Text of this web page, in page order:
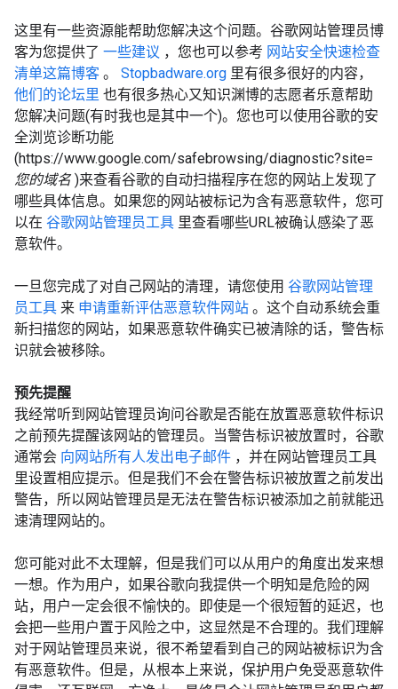
这里有一些资源能帮助您解决这个问题。谷歌网站管理员博
客为您提供了 一些建议 ，您也可以参考 网站安全快速检查
清单这篇博客 。 Stopbadware.org 里有很多很好的内容，
他们的论坛里 也有很多热心又知识渊博的志愿者乐意帮助
您解决问题(有时我也是其中一个)。您也可以使用谷歌的安
全浏览诊断功能
(https://www.google.com/safebrowsing/diagnostic?site=
您的域名)来查看谷歌的自动扫描程序在您的网站上发现了
哪些具体信息。如果您的网站被标记为含有恶意软件，您可
以在 谷歌网站管理员工具 里查看哪些URL被确认感染了恶
意软件。
一旦您完成了对自己网站的清理，请您使用 谷歌网站管理
员工具 来 申请重新评估恶意软件网站 。这个自动系统会重
新扫描您的网站，如果恶意软件确实已被清除的话，警告标
识就会被移除。
预先提醒
我经常听到网站管理员询问谷歌是否能在放置恶意软件标识
之前预先提醒该网站的管理员。当警告标识被放置时，谷歌
通常会 向网站所有人发出电子邮件 ，并在网站管理员工具
里设置相应提示。但是我们不会在警告标识被放置之前发出
警告，所以网站管理员是无法在警告标识被添加之前就能迅
速清理网站的。
您可能对此不太理解，但是我们可以从用户的角度出发来想
一想。作为用户，如果谷歌向我提供一个明知是危险的网
站，用户一定会很不愉快的。即使是一个很短暂的延迟，也
会把一些用户置于风险之中，这显然是不合理的。我们理解
对于网站管理员来说，很不希望看到自己的网站被标识为含
有恶意软件。但是，从根本上来说，保护用户免受恶意软件